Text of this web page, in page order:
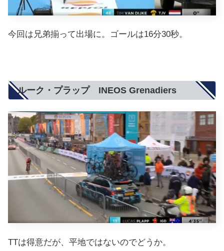
今回は兄弟揃って出場に。ゴールは16分30秒。
ルーク・プラップ INEOS Grenadiers
TTは得意だが、平地ではないのでどうか。